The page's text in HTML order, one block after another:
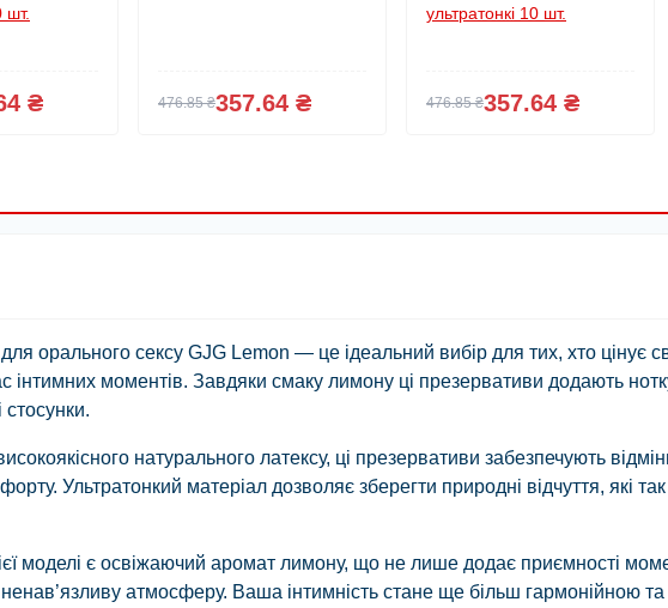
шт.
₴ 476.85 ₴357.64 ₴
ультратонкі 10 шт.
476.85 ₴357.64 ₴
орального сексу GJG Lemon — це ідеальний вибір для тих, хто цінує
інтимних моментів. Завдяки смаку лимону ці презервативи додають
натурального латексу, ці презервативи забезпечують
Ультратонкий матеріал дозволяє зберегти природні відчуття, які
моделі є освіжаючий аромат лимону, що не лише додає приємності
ненав’язливу атмосферу. Ваша інтимність стане ще більш гармонійною